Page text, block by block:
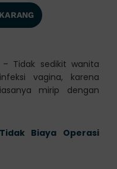
– Tidak sedikit wanita
vagina, karena
mirip dengan
Biaya Operasi